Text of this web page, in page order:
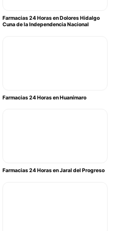
Farmacias 24 Horas en Dolores Hidalgo
Cuna de la Independencia Nacional
Farmacias 24 Horas en Huanímaro
Farmacias 24 Horas en Jaral del Progreso